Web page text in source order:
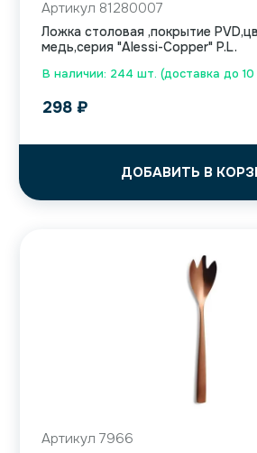
В наличии: 244 шт. (доставка до 10
Артикул 81280007
Ложка столовая ,покрытие
медь,серия "Alessi-Copper" P.L.
298 ₽
ДОБАВИТЬ В
Артикул 7966